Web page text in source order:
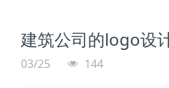
建筑公司的logo设
03/25 144